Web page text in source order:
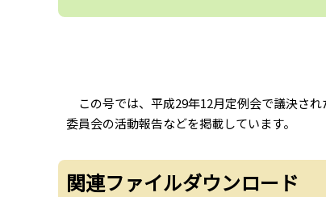
この号では、平成29年12月定例会で議決さ
委員会の活動報告などを掲載しています。
関連ファイルダウンロード